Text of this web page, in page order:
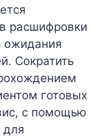
расшифровки
ожидания
Сократить
готовых
с помощью
для